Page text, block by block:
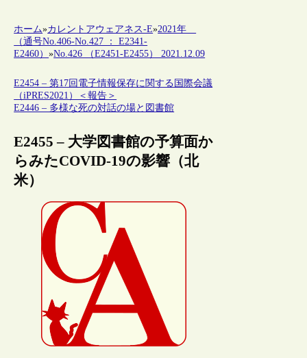
ホーム»カレントアウェアネス-E»2021年
（通号No.406-No.427 ： E2341-
E2460）»No.426 （E2451-E2455） 2021.12.09
E2454 – 第17回電子情報保存に関する国際会議
（iPRES2021）＜報告＞
E2446 – 多様な死の対話の場と図書館
E2455 – 大学図書館の予算面か
らみたCOVID-19の影響（北
米）